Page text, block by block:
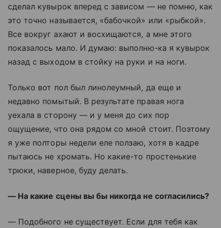
сделал кувырок вперед с зависом — не помню, как
это точно называется, «бабочкой» или «рыбкой».
Все вокруг ахают и восхищаются, а мне этого
показалось мало. И думаю: выполню-ка я кувырок
назад с выходом в стойку на руки и на ноги.
Только вот пол был линолеумный, да еще и
недавно помытый. В результате правая нога
уехала в сторону — и у меня до сих пор
ощущение, что она рядом со мной стоит. Поэтому
я уже полторы недели еле ползаю, хотя в кадре
пытаюсь не хромать. Но какие-то простенькие
трюки, наверное, буду делать.
— На какие сцены вы бы никогда не согласились?
— Подобного не существует. Если для тебя как